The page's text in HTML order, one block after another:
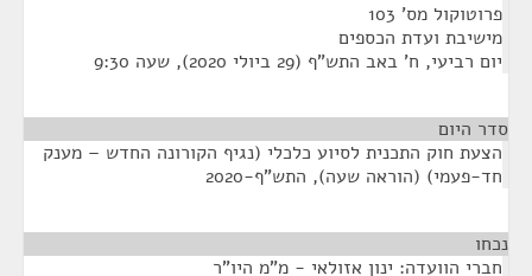
פרוטוקול מס' 103
מישיבת ועדת הכספים
יום רביעי, ח' באב התש"ף (29 ביולי 2020), שעה 9:30
סדר היום
הצעת חוק התכנית לסיוע כלכלי (נגיף הקורונה החדש – מענק
חד-פעמי) (הוראה שעה), התש"ף-2020
נכחו
חברי הוועדה: ינון אזולאי - מ"מ היו"ר